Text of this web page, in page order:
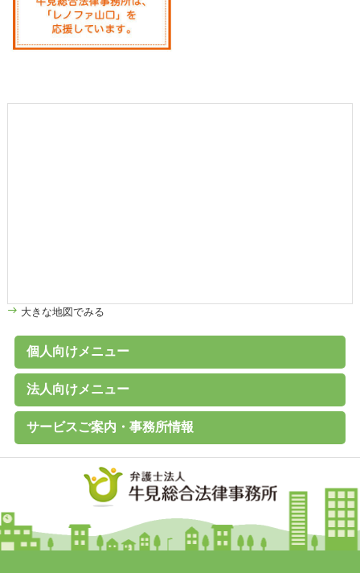
大きな地図でみる
個人向けメニュー
個人のお客様へ
家計診断・ライフプランアドバイス
債務整理（任意整理、個人再生、破産、過払い金の取戻し）
離婚その他家族の問題
高齢者の財産管理（後見、保佐、補助など）
遺言書作成、遺産分割、相続税対策
交通事故、その他各種事故
労働問題
（未払賃金、不当解雇、労災など）
その他の民事事件
刑事事件 （刑事弁護、被害者支援、告訴）
B型肝炎給付金
C型肝炎給付金
石綿（アスベスト）賠償金
破産に関するQ&A
過払い金に関するQ&A
離婚に関するQ&A
交通事故に関するQ&A
法人向けメニュー
法人のお客様へ
経営・法律顧問サービス
従業員支援プログラム（ＥＡＰ）
経営相談、経営計画作成サポートなど
会社設立、株主総会、代表訴訟、その他会社法務一般
売掛金等の与信管理・債権回収
契約書の作成・チェック
人事労務（就業規則、賃金、解雇など）
訴訟・紛争・クレーム
Ｍ＆Ａ・各種提携、事業承継
事業再生・倒産（民事再生、破産、特別清算）
サービスご案内・事務所情報
事務所案内
基本理念
初回相談（平日）無料
費用見積り無料
料金一覧
よくあるご質問
お客様の声
メールマガジン無料登録
講演・セミナー実績
対応エリア
採用情報
地図
個人情報保護方針